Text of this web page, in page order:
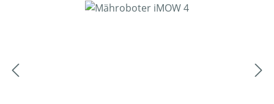
Bildergalerie überspringen